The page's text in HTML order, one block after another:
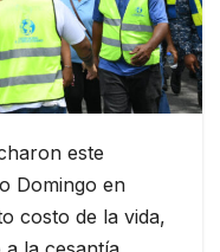
este
Domingo en
costo de la vida,